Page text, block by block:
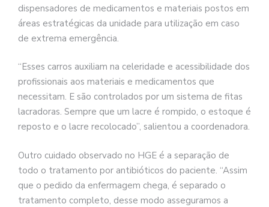
dispensadores de medicamentos e materiais postos em
áreas estratégicas da unidade para utilização em caso
de extrema emergência.
“Esses carros auxiliam na celeridade e acessibilidade dos
profissionais aos materiais e medicamentos que
necessitam. E são controlados por um sistema de fitas
lacradoras. Sempre que um lacre é rompido, o estoque é
reposto e o lacre recolocado”, salientou a coordenadora.
Outro cuidado observado no HGE é a separação de
todo o tratamento por antibióticos do paciente. “Assim
que o pedido da enfermagem chega, é separado o
tratamento completo, desse modo asseguramos a